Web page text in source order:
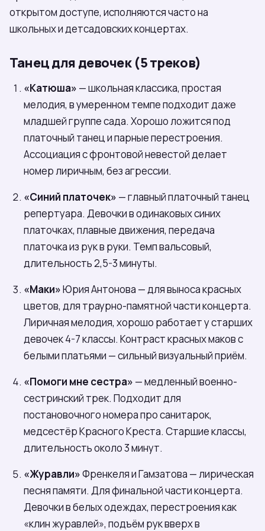
открытом доступе, исполняются часто на
школьных и детсадовских концертах.
Танец для девочек (5 треков)
«Катюша» — школьная классика, простая
мелодия, в умеренном темпе подходит даже
младшей группе сада. Хорошо ложится под
платочный танец и парные перестроения.
Ассоциация с фронтовой невестой делает
номер лиричным, без агрессии.
«Синий платочек» — главный платочный танец
репертуара. Девочки в одинаковых синих
платочках, плавные движения, передача
платочка из рук в руки. Темп вальсовый,
длительность 2,5-3 минуты.
«Маки»Юрия Антонова — для выноса красных
цветов, для траурно-памятной части концерта.
Лиричная мелодия, хорошо работает у старших
девочек 4-7 классы. Контраст красных маков с
белыми платьями — сильный визуальный приём.
«Помоги мне сестра» — медленный военно-
сестринский трек. Подходит для
постановочного номера про санитарок,
медсестёр Красного Креста. Старшие классы,
длительность около 3 минут.
«Журавли»Френкеля и Гамзатова — лирическая
песня памяти. Для финальной части концерта.
Девочки в белых одеждах, перестроения как
«клин журавлей», подъём рук вверх в